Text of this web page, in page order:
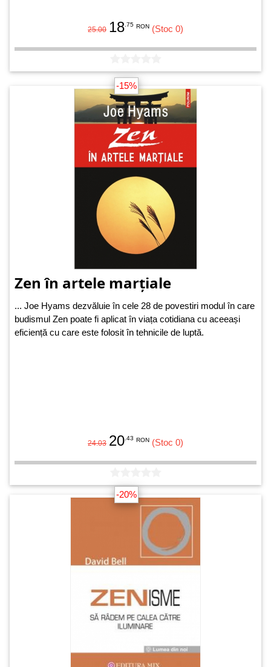
25.00 18 .75 RON (Stoc 0)
-15%
Zen în artele marțiale
... Joe Hyams dezvăluie în cele 28 de povestiri modul în care
budismul Zen poate fi aplicat în viața cotidiana cu aceeași
eficiență cu care este folosit în tehnicile de luptă.
24.03 20 .43 RON (Stoc 0)
-20%